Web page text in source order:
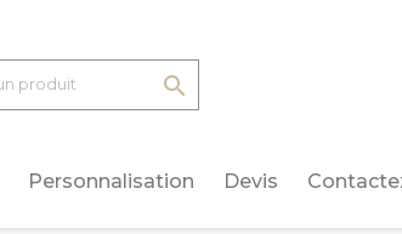

Personnalisation Devis